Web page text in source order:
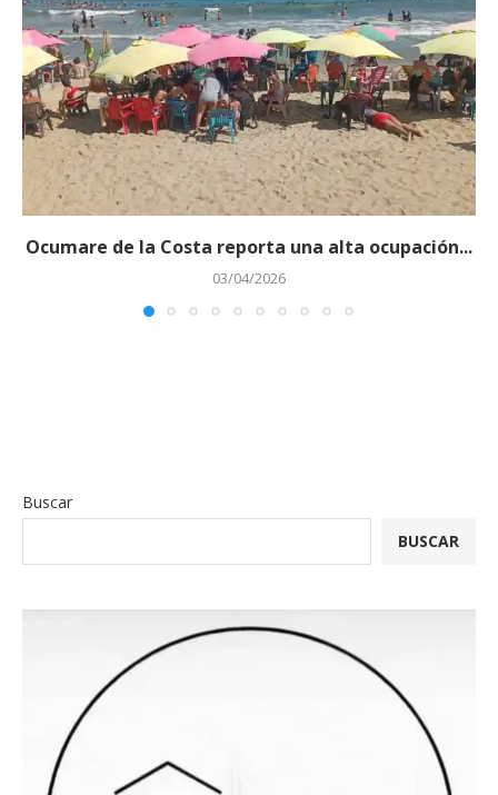
‎Ocumare de la Costa reporta una alta ocupación...
03/04/2026
Buscar
BUSCAR